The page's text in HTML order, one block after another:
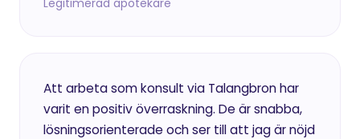
Legitimerad apotekare
Att arbeta som konsult via Talangbron har
varit en positiv överraskning. De är snabba,
lösningsorienterade och ser till att jag är nöjd